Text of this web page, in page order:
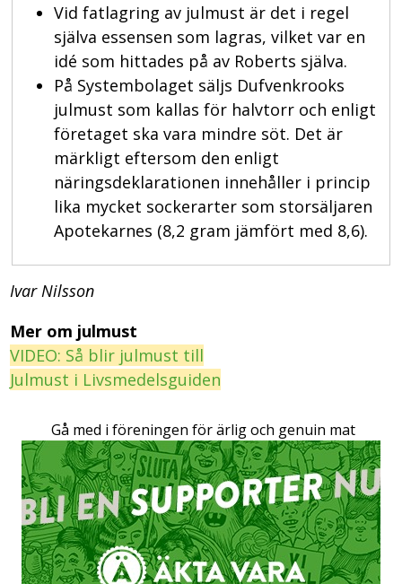
Vid fatlagring av julmust är det i regel
själva essensen som lagras, vilket var en
idé som hittades på av Roberts själva.
På Systembolaget säljs Dufvenkrooks
julmust som kallas för halvtorr och enligt
företaget ska vara mindre söt. Det är
märkligt eftersom den enligt
näringsdeklarationen innehåller i princip
lika mycket sockerarter som storsäljaren
Apotekarnes (8,2 gram jämfört med 8,6).
Ivar Nilsson
Mer om julmust
VIDEO: Så blir julmust till
Julmust i Livsmedelsguiden
Gå med i föreningen för ärlig och genuin mat